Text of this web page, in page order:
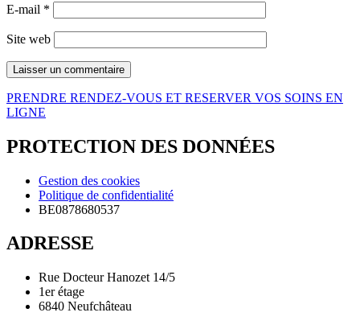
E-mail *
Site web
PRENDRE RENDEZ-VOUS ET RESERVER VOS SOINS EN
LIGNE
PROTECTION DES DONNÉES
Gestion des cookies
Politique de confidentialité
BE0878680537
ADRESSE
Rue Docteur Hanozet 14/5
1er étage
6840 Neufchâteau